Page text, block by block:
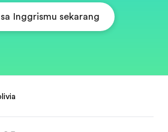
Inggrismu sekarang